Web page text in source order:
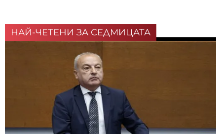
НАЙ-ЧЕТЕНИ ЗА СЕДМИЦАТА